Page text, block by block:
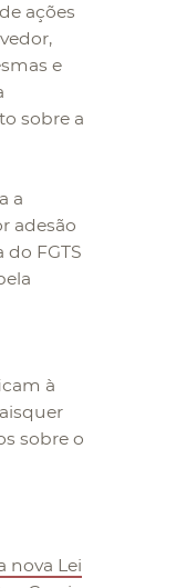
ações
e
sobre a
a
adesão
FGTS
à
sobre o
nova Lei